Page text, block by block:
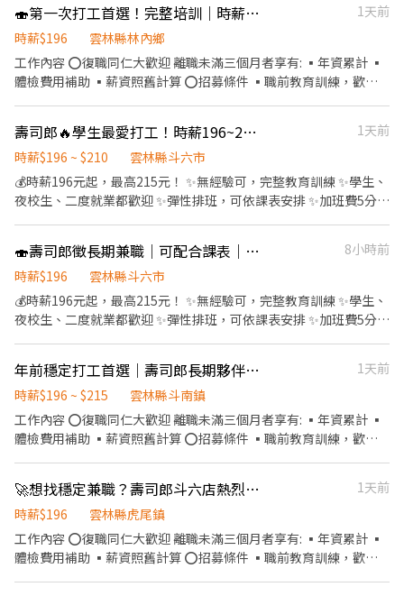
貨品數量正確 ◾ 異常包裹作業
🍣第一次打工首選！完整培訓｜時薪196起
1天前
時薪$196
雲林縣林內鄉
工作內容 ⭕復職同仁大歡迎 離職未滿三個月者享有: ▪年資累計 ▪
體檢費用補助 ▪薪資照舊計算 ⭕招募條件 ▪職前教育訓練，歡迎
客入座→介紹、服務→商品提供→食材補充→確認結帳金額→收銀
結帳 等 ▪內場 商品進貨、準備、整理→料理製作→提供餐點→餐具
清洗洗碗→庫存盤點、出貨 等 ⭕獎金福利 ▪生日禮券 ▪不定期活
動競賽獎金 ▪一年4次考核及調薪 ▪加班費可是以【5分鐘】為單位
烹飪技巧，還可接觸店鋪的經營管理，例如：成本控管及數據分析
等專業知識 ▪升遷快速且制度完善，依努力及成果將有升遷加薪的
工的辛勤付出 ▪計畫拓展全台灣，讓更多人有機會品嚐美味平價壽
司，致力成為頂尖品牌 職務類別 餐飲服務生、工讀生、門市／店員
／專櫃人員 工作待遇 時薪196~215元 （固定或變動薪資因個人資歷
或績效而異） 工作性質 兼職 - 長期工讀、假日工讀、暑假工讀 上班
8:30~23:30，需輪班 休假制度 依公司規定 可上班日 一個月內 需求
人數 1~20人
壽司郎🔥學生最愛打工！時薪196~215元｜加班5分鐘計薪
1天前
時薪$196 ~ $210
雲林縣斗六市
💰時薪196元起，最高215元！ ✨無經驗可，完整教育訓練 ✨學生、
夜校生、二度就業都歡迎 ✨彈性排班，可依課表安排 ✨加班費5分鐘
存整理。 不用擔心沒做過餐飲！ 有完整教育訓練，學長姐都會陪你
一步一步熟悉工作內容。 🎁工作福利 ✔ 生日禮券 ✔ 不定期競賽獎
金 ✔ 一年4次考核調薪 ✔ 表現優秀有機會晉升管理職 📍工作地點：
斗六市大學路二段300號 🕘上班時間：09:00－23:00（依照雙方排
氣氛好的打工， 歡迎加入我們，一起把美味帶給每一位客人！🍣
🍣壽司郎徵長期兼職｜可配合課表｜一年4次調薪
8小時前
時薪$196
雲林縣斗六市
💰時薪196元起，最高215元！ ✨無經驗可，完整教育訓練 ✨學生、
夜校生、二度就業都歡迎 ✨彈性排班，可依課表安排 ✨加班費5分鐘
存整理。 不用擔心沒做過餐飲！ 有完整教育訓練，學長姐都會陪你
一步一步熟悉工作內容。 🎁工作福利 ✔ 生日禮券 ✔ 不定期競賽獎
金 ✔ 一年4次考核調薪 ✔ 表現優秀有機會晉升管理職 📍工作地點：
斗六市大學路二段300號 🕘上班時間：09:00－23:00（依照雙方排
氣氛好的打工， 歡迎加入我們，一起把美味帶給每一位客人！🍣
年前穩定打工首選｜壽司郎長期夥伴募集中｜時薪196起
1天前
時薪$196 ~ $215
雲林縣斗南鎮
工作內容 ⭕復職同仁大歡迎 離職未滿三個月者享有: ▪年資累計 ▪
體檢費用補助 ▪薪資照舊計算 ⭕招募條件 ▪職前教育訓練，歡迎
客入座→介紹、服務→商品提供→食材補充→確認結帳金額→收銀
結帳 等 ▪內場 商品進貨、準備、整理→料理製作→提供餐點→餐具
清洗洗碗→庫存盤點、出貨 等 ⭕獎金福利 ▪生日禮券 ▪不定期活
動競賽獎金 ▪一年4次考核及調薪 ▪加班費可是以【5分鐘】為單位
🚀想找穩定兼職？壽司郎斗六店熱烈招募中！
1天前
時薪$196
雲林縣虎尾鎮
工作內容 ⭕復職同仁大歡迎 離職未滿三個月者享有: ▪年資累計 ▪
體檢費用補助 ▪薪資照舊計算 ⭕招募條件 ▪職前教育訓練，歡迎